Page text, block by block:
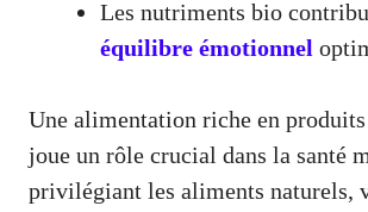
Les nutriments bio
équilibre émotionnel
Une alimentation riche en
joue un rôle crucial dans la santé
privilégiant les aliments naturels,